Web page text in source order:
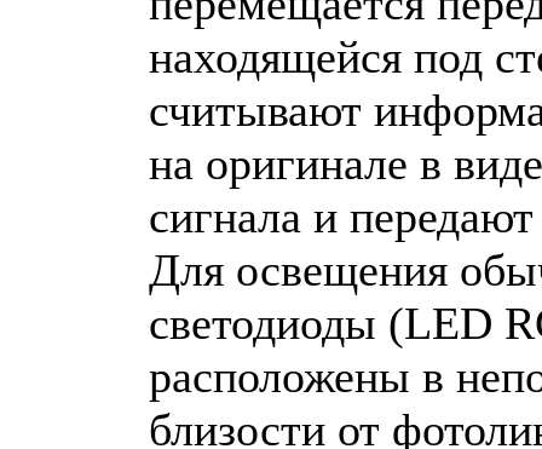
находящейся под
считывают
на оригинале в
сигнала и
Для освещения
светодиоды (LED
расположены в
близости от